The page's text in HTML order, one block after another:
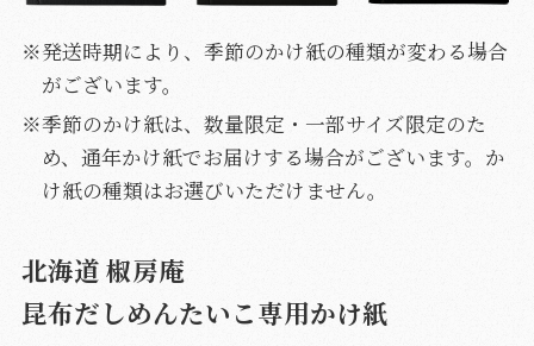
※発送時期により、季節のかけ紙の種類が変わる場合
がございます。
※季節のかけ紙は、数量限定・一部サイズ限定のた
め、通年かけ紙でお届けする場合がございます。か
け紙の種類はお選びいただけません。
北海道 椒房庵
昆布だしめんたいこ専用かけ紙